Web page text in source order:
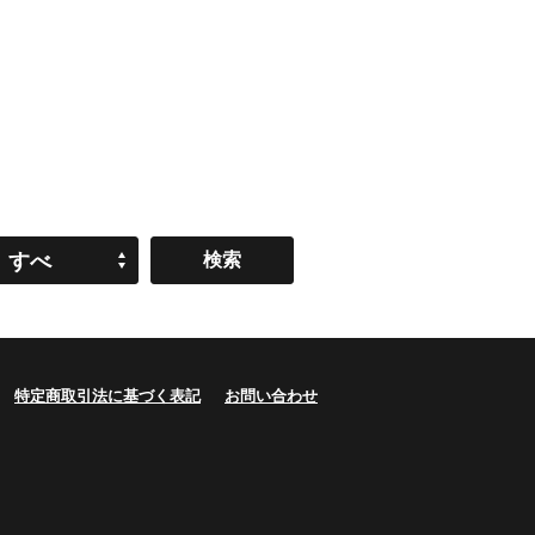
すべ
特定商取引法に基づく表記 お問い合わせ